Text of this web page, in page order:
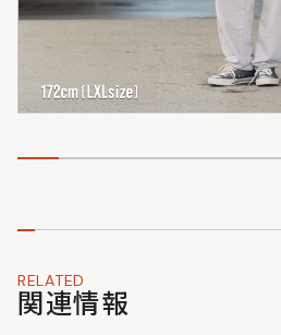
RELATED
関連情報